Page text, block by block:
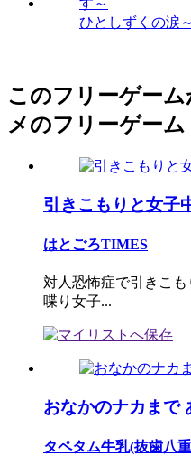
ひとしずくの涙
このフリーゲー
メのフリーゲーム
引きこもりと女子
はとごろTIMES
対人恐怖症で引きこ
喋り女子...
おなかのナカまで
タペタム牛乳(抜歯八